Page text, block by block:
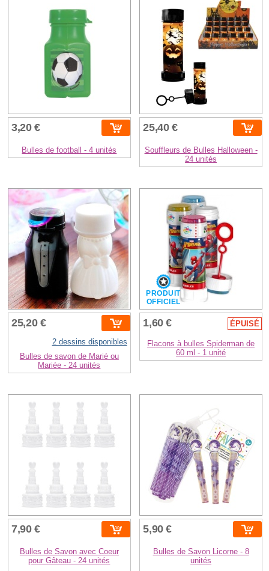
3,20 €
Bulles de football - 4 unités
25,40 €
Souffleurs de Bulles Halloween -
24 unités
25,20 €
2 dessins disponibles
Bulles de savon de Marié ou
Mariée - 24 unités
PRODUIT
OFFICIEL
1,60 € ÉPUISÉ
Flacons à bulles Spiderman de
60 ml - 1 unité
7,90 €
Bulles de Savon avec Coeur
pour Gâteau - 24 unités
5,90 €
Bulles de Savon Licorne - 8
unités